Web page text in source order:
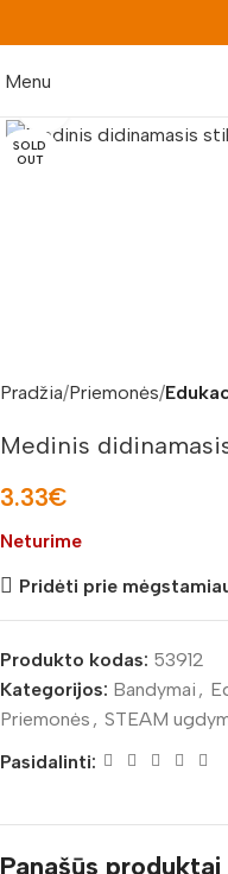
Menu
SOLD
OUT
Pradžia Priemonės
Medinis
3.33€
Neturime
Pridėti prie
Produkto kodas: 53912
Kategorijos: Bandymai ,
Priemonės , STEAM
Pasidalinti:
Panašūs produktai